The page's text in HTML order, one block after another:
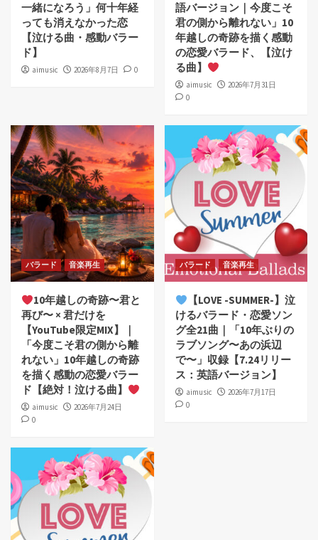
一緒になろう」何十年経
っても消えなかった恋
【泣ける曲・感動バラー
ド】
aimusic 2026年8月7日 0
語バージョン｜今度こそ
君の側から離れない」10
年越しの奇跡を描く感動
の恋愛バラード、【泣け
る曲】
aimusic
2026年7月31日
0
バラード 音楽再生
10年越しの奇跡〜君と
再び〜 × 君だけを
【YouTube限定MIX】｜
「今度こそ君の側から離
れない」10年越しの奇跡
を描く感動の恋愛バラー
ド【絶対！泣ける曲】
aimusic
2026年7月24日
0
バラード 音楽再生
【LOVE -SUMMER-】泣
けるバラード・恋愛ソン
グ全21曲｜「10年ぶりの
ラブソング〜あの浜辺
で〜」収録【7.24リリー
ス：英語バージョン】
aimusic
2026年7月17日
0